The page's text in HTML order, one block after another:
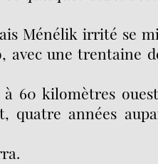
Ménélik irrité se
avec une trentaine
à 60 kilomètres
quatre années